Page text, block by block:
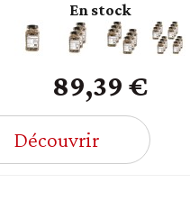
En stock
89,39 €
Découvrir